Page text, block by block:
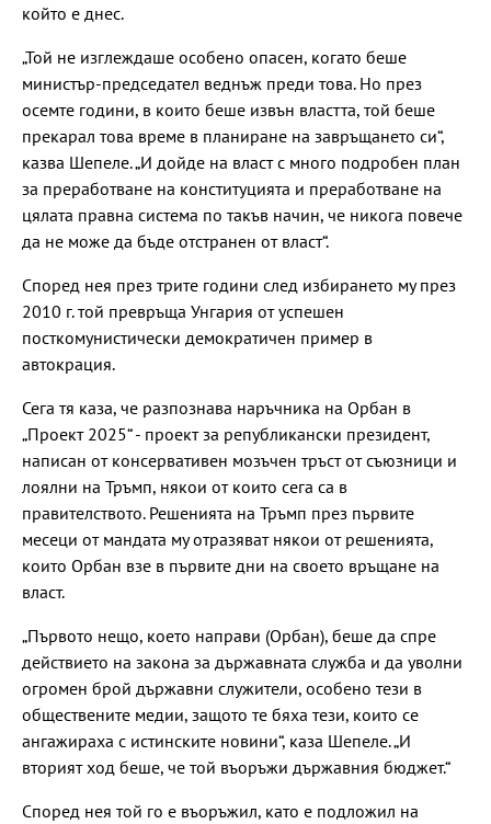
който е днес.
„Той не изглеждаше особено опасен, когато беше
министър-председател веднъж преди това. Но през
осемте години, в които беше извън властта, той беше
прекарал това време в планиране на завръщането си“,
казва Шепеле. „И дойде на власт с много подробен план
за преработване на конституцията и преработване на
цялата правна система по такъв начин, че никога повече
да не може да бъде отстранен от власт“.
Според нея през трите години след избирането му през
2010 г. той превръща Унгария от успешен
посткомунистически демократичен пример в
автокрация.
Сега тя каза, че разпознава наръчника на Орбан в
„Проект 2025“ - проект за републикански президент,
написан от консервативен мозъчен тръст от съюзници и
лоялни на Тръмп, някои от които сега са в
правителството. Решенията на Тръмп през първите
месеци от мандата му отразяват някои от решенията,
които Орбан взе в първите дни на своето връщане на
власт.
„Първото нещо, което направи (Орбан), беше да спре
действието на закона за държавната служба и да уволни
огромен брой държавни служители, особено тези в
обществените медии, защото те бяха тези, които се
ангажираха с истинските новини“, каза Шепеле. „И
вторият ход беше, че той въоръжи държавния бюджет.“
Според нея той го е въоръжил, като е подложил на